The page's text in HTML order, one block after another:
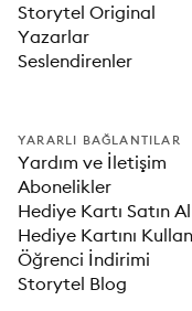
Storytel Original
Yazarlar
Seslendirenler
YARARLI BAĞLANTILAR
Yardım ve İletişim
Abonelikler
Hediye Kartı Satın Al
Hediye Kartını Kullan
Öğrenci İndirimi
Storytel Blog